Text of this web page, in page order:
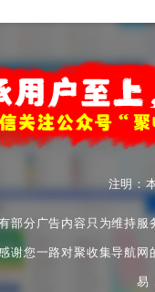
注明：
部分广告内容只为维持
谢您一路对聚收集导航
易